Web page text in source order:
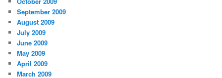
September 2009
August 2009
July 2009
June 2009
May 2009
April 2009
March 2009